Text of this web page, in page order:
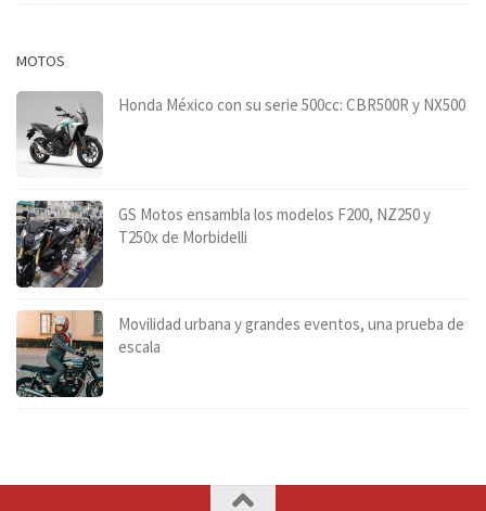
MOTOS
Honda México con su serie 500cc: CBR500R y NX500
GS Motos ensambla los modelos F200, NZ250 y
T250x de Morbidelli
Movilidad urbana y grandes eventos, una prueba de
escala